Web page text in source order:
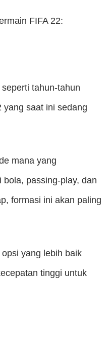
FIFA 22:
tahun-tahun
yang saat ini sedang
mana yang
passing-play, dan
formasi ini akan paling
yang lebih baik
tinggi untuk